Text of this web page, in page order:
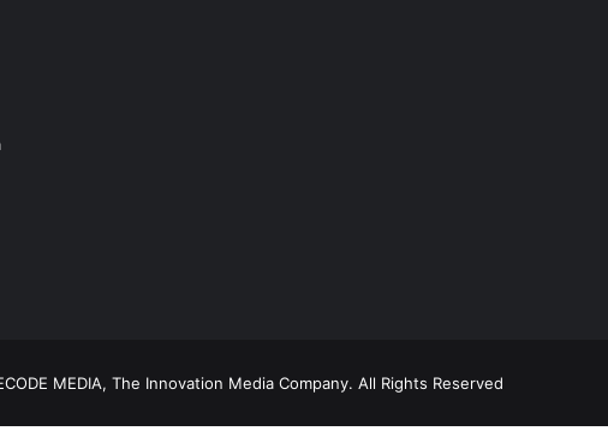
MEDIA, The Innovation Media Company. All Rights Reserved